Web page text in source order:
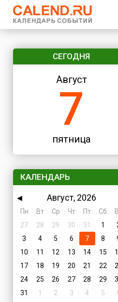
СЕГОДНЯ
Август
7
пятница
КАЛЕНДАРЬ
◀ Август, 2026
Пн
Вт Ср Чт Пт Сб
27
28 29 30 31 1
3
4 5 6 7 8
10
11 12 13 14 15
17
18 19 20 21 22
24
25 26 27 28 29
31
1 2 3 4 5